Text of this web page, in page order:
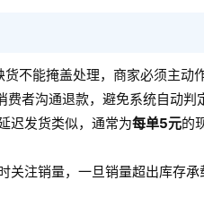
不能掩盖处理，商家必须主动作
者沟通退款，避免系统自动判
迟发货类似，通常为每单5元的
关注销量，一旦销量超出库存